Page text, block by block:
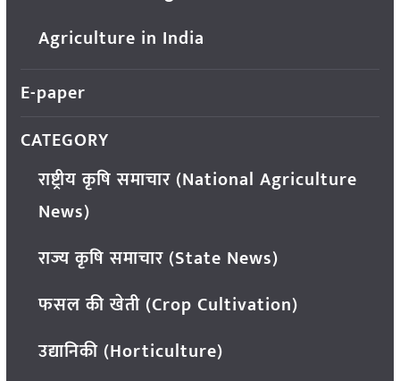
Agriculture in India
E-paper
CATEGORY
राष्ट्रीय कृषि समाचार (National Agriculture
News)
राज्य कृषि समाचार (State News)
फसल की खेती (Crop Cultivation)
उद्यानिकी (Horticulture)